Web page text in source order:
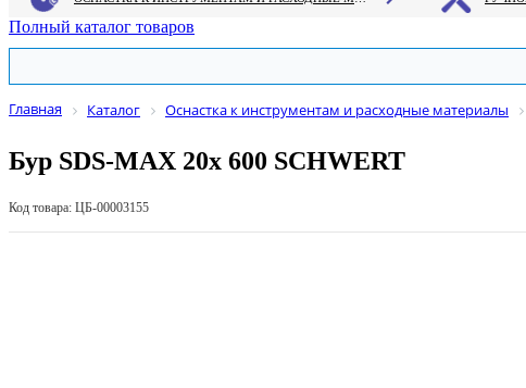
Полный каталог товаров
Главная Каталог Оснастка к инструментам и расходные материалы
Бур SDS-MAX 20х 600 SCHWERT
Код товара: ЦБ-00003155